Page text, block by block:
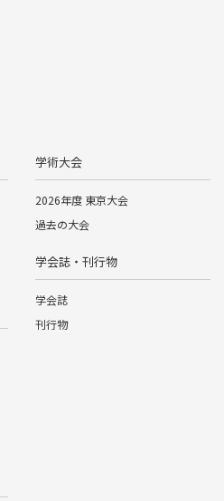
学術大会
2026年度 東京大会
過去の大会
学会誌・刊行物
学会誌
刊行物